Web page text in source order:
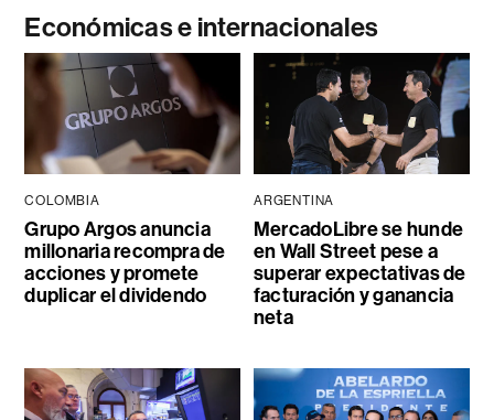
Económicas e internacionales
COLOMBIA
Grupo Argos anuncia
millonaria recompra de
acciones y promete
duplicar el dividendo
ARGENTINA
MercadoLibre se hunde
en Wall Street pese a
superar expectativas de
facturación y ganancia
neta